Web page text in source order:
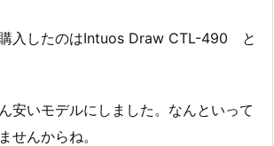
入したのはIntuos Draw CTL-490 と
安いモデルにしました。なんといって
せんからね。